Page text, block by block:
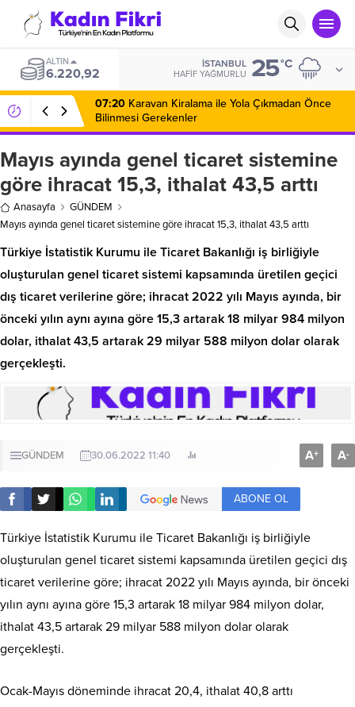
ALTIN
6.220,92
İSTANBUL
HAFIF YAĞMURLU 25°C
07:20 Karavan Kiralama ile Yola Çıkmadan Önce
Bilinmesi Gerekenler
Mayıs ayında genel ticaret sistemine
göre ihracat 15,3, ithalat 43,5 arttı
Anasayfa
GÜNDEM
Mayıs ayında genel ticaret sistemine göre ihracat 15,3, ithalat 43,5 arttı
Türkiye İstatistik Kurumu ile Ticaret Bakanlığı iş birliğiyle
oluşturulan genel ticaret sistemi kapsamında üretilen geçici
dış ticaret verilerine göre; ihracat 2022 yılı Mayıs ayında, bir
önceki yılın aynı ayına göre 15,3 artarak 18 milyar 984 milyon
dolar, ithalat 43,5 artarak 29 milyar 588 milyon dolar olarak
gerçekleşti.
GÜNDEM 30.06.2022 11:40 A+ A-
ABONE OL
Türkiye İstatistik Kurumu ile Ticaret Bakanlığı iş birliğiyle
oluşturulan genel ticaret sistemi kapsamında üretilen geçici dış
ticaret verilerine göre; ihracat 2022 yılı Mayıs ayında, bir önceki
yılın aynı ayına göre 15,3 artarak 18 milyar 984 milyon dolar,
ithalat 43,5 artarak 29 milyar 588 milyon dolar olarak
gerçekleşti.
Ocak-Mayıs döneminde ihracat 20,4, ithalat 40,8 arttı